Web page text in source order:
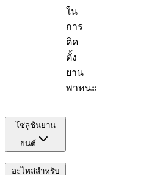
ใน
การ
ติด
ตั้ง
ยาน
พาหนะ
โซลูชันยาน
ยนต์
อะไหล่สำหรับ